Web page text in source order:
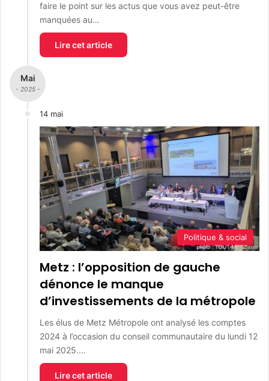
faire le point sur les actus que vous avez peut-être
manquées au…
Lire cet article
Mai
- 2025 -
14 mai
Politique & social
Metz : l’opposition de gauche
dénonce le manque
d’investissements de la métropole
Les élus de Metz Métropole ont analysé les comptes
2024 à l’occasion du conseil communautaire du lundi 12
mai 2025.…
Lire cet article